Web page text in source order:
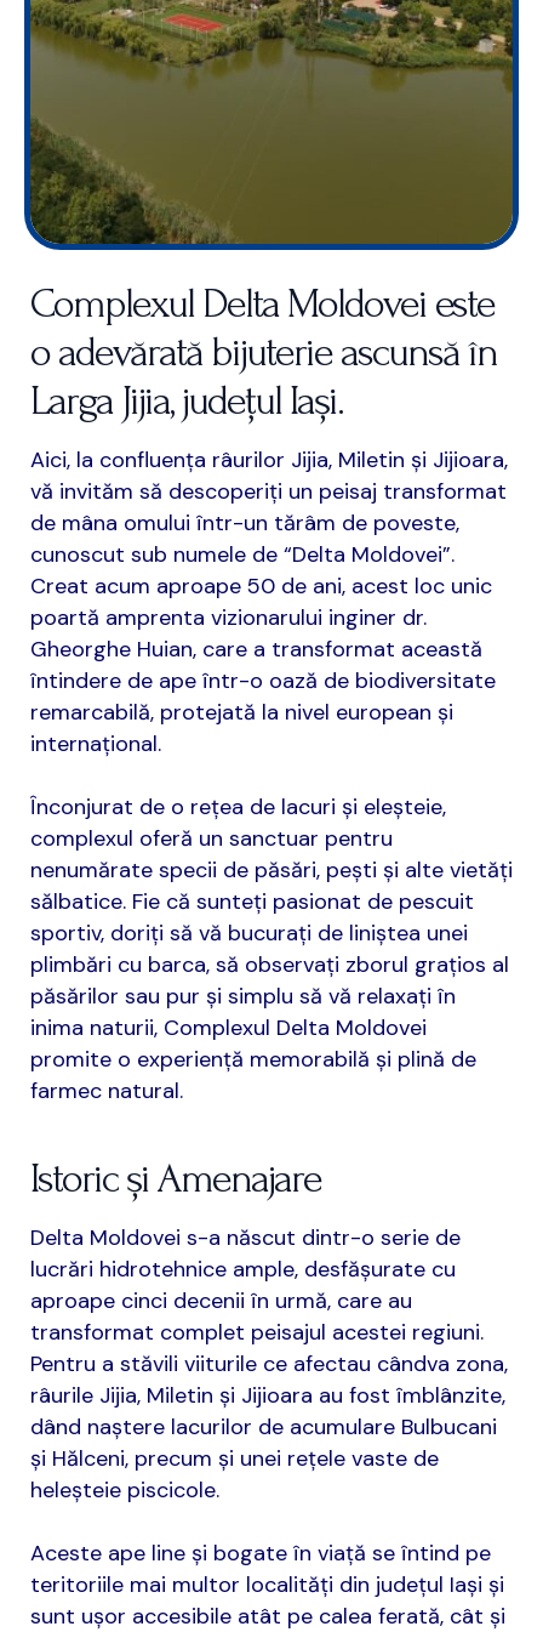
Complexul Delta Moldovei este
o adevărată bijuterie ascunsă în
Larga Jijia, județul Iași.
Aici, la confluența râurilor Jijia, Miletin și Jijioara,
vă invităm să descoperiți un peisaj transformat
de mâna omului într-un tărâm de poveste,
cunoscut sub numele de “Delta Moldovei”.
Creat acum aproape 50 de ani, acest loc unic
poartă amprenta vizionarului inginer dr.
Gheorghe Huian, care a transformat această
întindere de ape într-o oază de biodiversitate
remarcabilă, protejată la nivel european și
internațional.
Înconjurat de o rețea de lacuri și eleșteie,
complexul oferă un sanctuar pentru
nenumărate specii de păsări, pești și alte vietăți
sălbatice. Fie că sunteți pasionat de pescuit
sportiv, doriți să vă bucurați de liniștea unei
plimbări cu barca, să observați zborul grațios al
păsărilor sau pur și simplu să vă relaxați în
inima naturii, Complexul Delta Moldovei
promite o experiență memorabilă și plină de
farmec natural.
Istoric și Amenajare
Delta Moldovei s-a născut dintr-o serie de
lucrări hidrotehnice ample, desfășurate cu
aproape cinci decenii în urmă, care au
transformat complet peisajul acestei regiuni.
Pentru a stăvili viiturile ce afectau cândva zona,
râurile Jijia, Miletin și Jijioara au fost îmblânzite,
dând naștere lacurilor de acumulare Bulbucani
și Hălceni, precum și unei rețele vaste de
heleșteie piscicole.
Aceste ape line și bogate în viață se întind pe
teritoriile mai multor localități din județul Iași și
sunt ușor accesibile atât pe calea ferată, cât și